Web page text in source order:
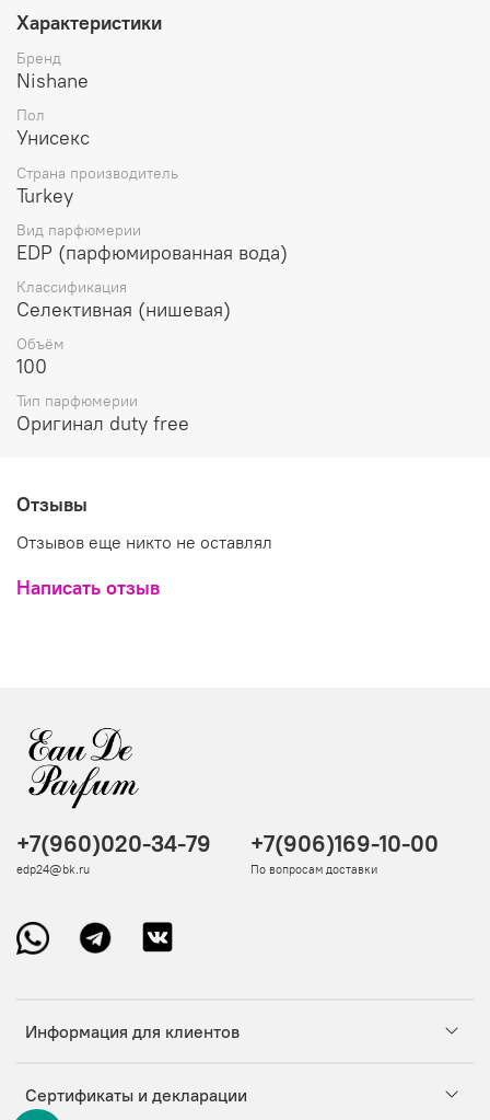
принц» Антуана де Сент-Экзюпери.
Солнечный яркий аромат открывается свежими
сочными цитрусовыми оттенками бергамота и
композиции с цветочными нотами бархатисто-пряной
медовой розы и белого изысканного жасмина, теплым
вкусными фруктовыми оттенками сладких спелых ягод
малины и сочных душистых плодов сливы.
Притягательный шлейф парфюма Nishane Vain & Naive
насыщен древесными оттенками сандала, смолянисто-
сладким аккордом бензоина, сладковато-горькими
нотами семян экзотических бобов тонка, освежающей
амбры и терпковато-пряными аккордами листьев
пачули
Характеристики
Бренд
Nishane
Пол
Унисекс
Страна производитель
Turkey
Вид парфюмерии
EDP (парфюмированная вода)
Классификация
Селективная (нишевая)
Объём
100
Тип парфюмерии
Оригинал duty free
Отзывы
Отзывов еще никто не оставлял
Написать отзыв
Информация для клиентов
Сертификаты и декларации
+7(960)020-34-79
edp24@bk.ru
+7(906)169-10-00
По вопросам доставки